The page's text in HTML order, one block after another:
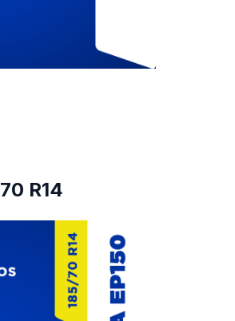
R14